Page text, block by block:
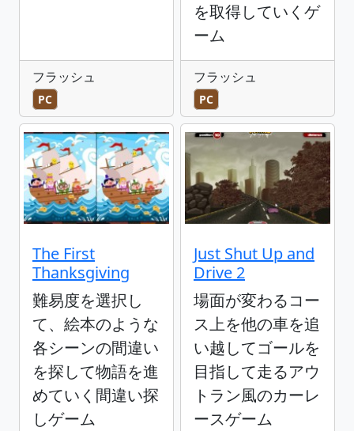
フラッシュ
PC
を取得していくゲ
ーム
フラッシュ
PC
The First
Thanksgiving
難易度を選択し
て、絵本のような
各シーンの間違い
を探して物語を進
めていく間違い探
しゲーム
Just Shut Up and
Drive 2
場面が変わるコー
ス上を他の車を追
い越してゴールを
目指して走るアウ
トラン風のカーレ
ースゲーム